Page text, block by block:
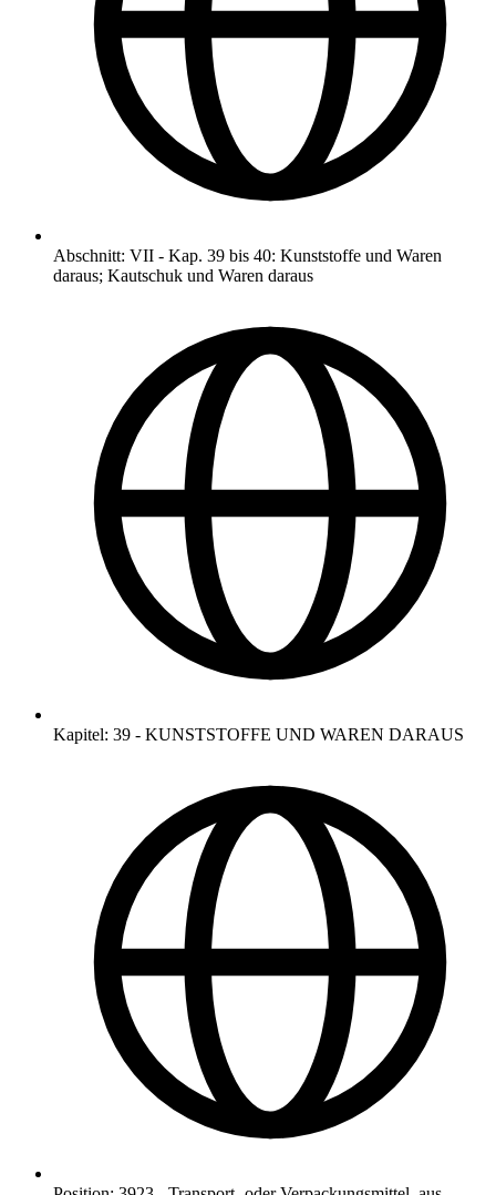
Abschnitt: VII - Kap. 39 bis 40: Kunststoffe und Waren
daraus; Kautschuk und Waren daraus
Kapitel: 39 - KUNSTSTOFFE UND WAREN DARAUS